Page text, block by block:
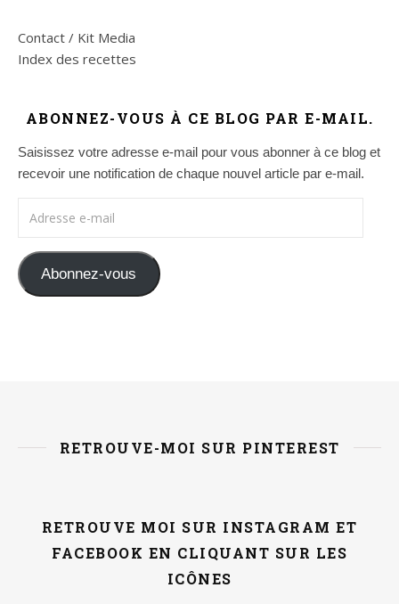
Contact / Kit Media
Index des recettes
ABONNEZ-VOUS À CE BLOG PAR E-MAIL.
Saisissez votre adresse e-mail pour vous abonner à ce blog et
recevoir une notification de chaque nouvel article par e-mail.
Abonnez-vous
RETROUVE-MOI SUR PINTEREST
RETROUVE MOI SUR INSTAGRAM ET
FACEBOOK EN CLIQUANT SUR LES
ICÔNES